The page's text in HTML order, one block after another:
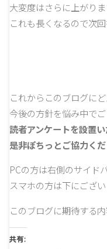
大変度はさらに上がり
これも長くなるので次
これからこのブログに
今後の方針を悩み中でご
読者アンケートを設置
是非ぽちっとご協力く
PCの方は右側のサイド
スマホの方は下にござい
このブログに期待する
共有: